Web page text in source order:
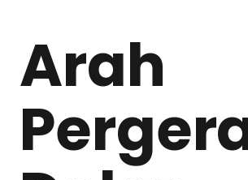
Arah